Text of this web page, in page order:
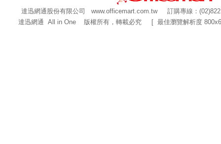
達迅網通股份有限公司 www.officemart.com.tw訂購專線：
達迅網通 All in One 版權所有，轉載必究 [ 最佳瀏覽解析度